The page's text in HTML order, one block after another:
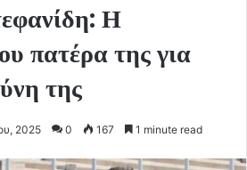
Η
πατέρα της για
της
2025 0 167 1 minute read